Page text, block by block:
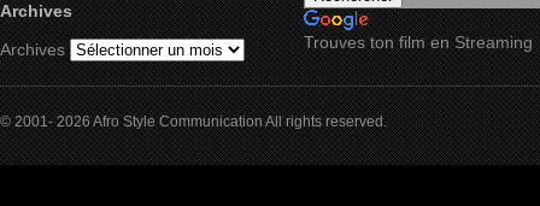
Archives
Archives
Trouves ton film en Streaming
© 2001- 2026 Afro Style Communication All rights reserved.